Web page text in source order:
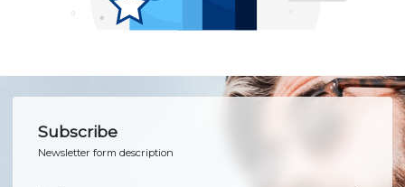
Subscribe
Newsletter form description